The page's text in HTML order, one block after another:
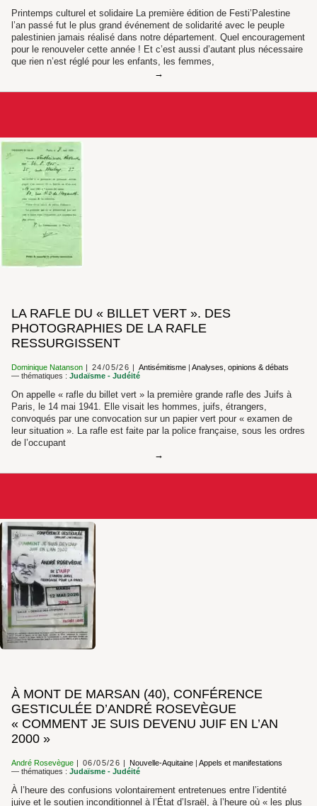
Printemps culturel et solidaire La première édition de Festi’Palestine
l’an passé fut le plus grand événement de solidarité avec le peuple
palestinien jamais réalisé dans notre département. Quel encouragement
pour le renouveler cette année ! Et c’est aussi d’autant plus nécessaire
que rien n’est réglé pour les enfants, les femmes,
LA RAFLE DU « BILLET VERT ». DES
PHOTOGRAPHIES DE LA RAFLE
RESSURGISSENT
Dominique Natanson 24/05/26 Antisémitisme |Analyses, opinions & débats
— thématiques : Judaïsme - Judéité
On appelle « rafle du billet vert » la première grande rafle des Juifs à
Paris, le 14 mai 1941. Elle visait les hommes, juifs, étrangers,
convoqués par une convocation sur un papier vert pour « examen de
leur situation ». La rafle est faite par la police française, sous les ordres
de l’occupant
À MONT DE MARSAN (40), CONFÉRENCE
GESTICULÉE D’ANDRÉ ROSEVÈGUE
« COMMENT JE SUIS DEVENU JUIF EN L’AN
2000 »
André Rosevègue 06/05/26 Nouvelle-Aquitaine |Appels et manifestations
— thématiques : Judaïsme - Judéité
À l’heure des confusions volontairement entretenues entre l’identité
juive et le soutien inconditionnel à l’État d’Israël, à l’heure où « les plus